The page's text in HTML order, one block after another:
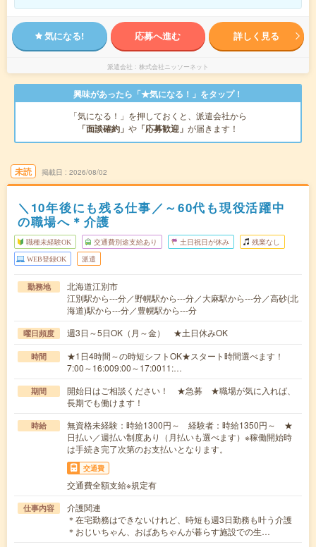
気になる! 応募へ進む 詳しく見る
派遣会社 株式会社ニッソーネット
興味があったら「★気になる！」をタップ！
「気になる！」を押しておくと、派遣会社から
「面談確約」 や 「応募歓迎」 が届きます！
未読 掲載日 2026/08/02
＼10年後にも残る仕事／～60代も現役活躍中
の職場へ＊介護
職種未経験OK 交通費別途支給あり 土日祝日が休み 残業なし
WEB登録OK 派遣
勤務地
北海道江別市
江別駅から---分／野幌駅から---分／大麻駅から---分／高砂(北
海道)駅から---分／豊幌駅から---分
曜日頻度 週3日～5日OK（月～金） ★土日休みOK
時間
★1日4時間～の時短シフトOK★スタート時間選べます！
7:00～16:009:00～17:0011:…
期間
開始日はご相談ください！ ★急募 ★職場が気に入れば、
長期でも働けます！
時給
無資格未経験：時給1300円～ 経験者：時給1350円～ ★
日払い／週払い制度あり（月払いも選べます）※稼働開始時
は手続き完了次第のお支払いとなります。
交通費
交通費全額支給※規定有
仕事内容
介護関連
＊在宅勤務はできないけれど、時短も週3日勤務も叶う介護
＊おじいちゃん、おばあちゃんが暮らす施設での生…